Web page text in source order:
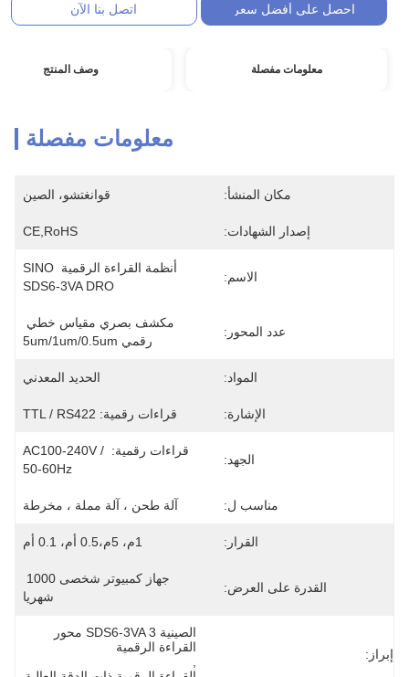
احصل على أفضل سعر اتصل بنا الآن
معلومات مفصلة وصف المنتج
معلومات مفصلة
مكان المنشأ: قوانغتشو، الصين
إصدار الشهادات: CE,RoHS
الاسم:
أنظمة القراءة الرقمية SINO
SDS6-3VA DRO
عدد المحور:
رقمي 5um/1um/0.5um
المواد: الحديد المعدني
الإشارة: قراءات رقمية: TTL / RS422
الجهد:
قراءات رقمية: AC100-240V /
50-60Hz
مناسب ل: آلة طحن ، آلة مملة ، مخرطة
القرار: 1م، 5م،0.5 أم، 0.1 أم
القدرة على العرض:
شهريا
إبراز:
القراءة الرقمية